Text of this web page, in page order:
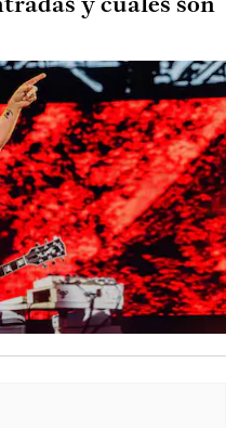
y cuáles son